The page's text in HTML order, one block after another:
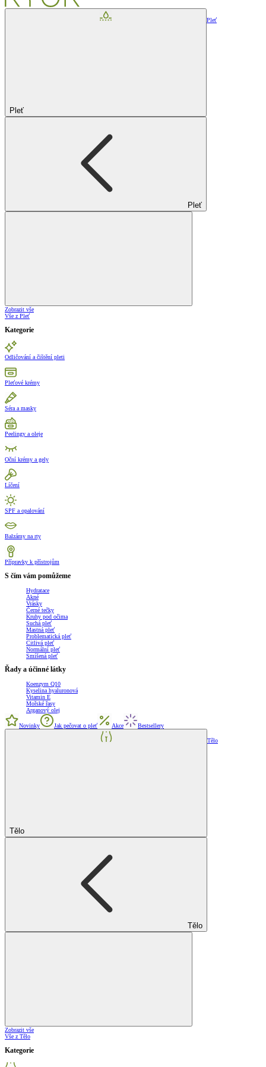
Pleť
Pleť
Pleť
Zobrazit vše
Vše z Pleť
Kategorie
Odličování a čištění pleti
Pleťové krémy
Séra a masky
Peelingy a oleje
Oční krémy a gely
Líčení
SPF a opalování
Balzámy na rty
Přípravky k přístrojům
S čím vám pomůžeme
Hydratace
Akné
Vrásky
Černé tečky
Kruhy pod očima
Suchá pleť
Mastná pleť
Problematická pleť
Citlivá pleť
Normální pleť
Smíšená pleť
Řady a účinné látky
Koenzym Q10
Kyselina hyaluronová
Vitamin E
Mořské řasy
Arganový olej
Novinky Jak pečovat o pleť Akce Bestsellery
Tělo
Tělo
Tělo
Zobrazit vše
Vše z Tělo
Kategorie